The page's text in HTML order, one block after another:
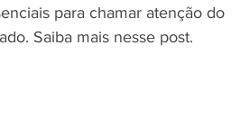
para chamar atenção do
Saiba mais nesse post.